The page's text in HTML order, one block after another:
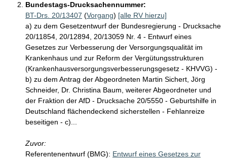
Bundestags-Drucksachennummer:
BT-Drs. 20/13407 (Vorgang) [alle RV hierzu]
a) zu dem Gesetzentwurf der Bundesregierung - Drucksache
20/11854, 20/12894, 20/13059 Nr. 4 - Entwurf eines
Gesetzes zur Verbesserung der Versorgungsqualität im
Krankenhaus und zur Reform der Vergütungsstrukturen
(Krankenhausversorgungsverbesserungsgesetz - KHVVG) -
b) zu dem Antrag der Abgeordneten Martin Sichert, Jörg
Schneider, Dr. Christina Baum, weiterer Abgeordneter und
der Fraktion der AfD - Drucksache 20/5550 - Geburtshilfe in
Deutschland flächendeckend sicherstellen - Fehlanreize
beseitigen - c)...
Zuvor:
Referentenentwurf (BMG): Entwurf eines Gesetzes zur